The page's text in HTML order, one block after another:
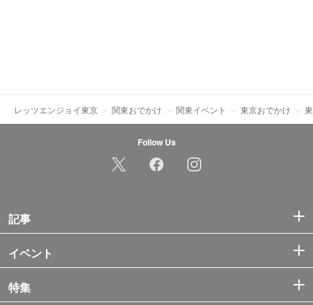
レッツエンジョイ東京 関東おでかけ 関東イベント 東京おでかけ
Follow Us
記事
イベント
特集